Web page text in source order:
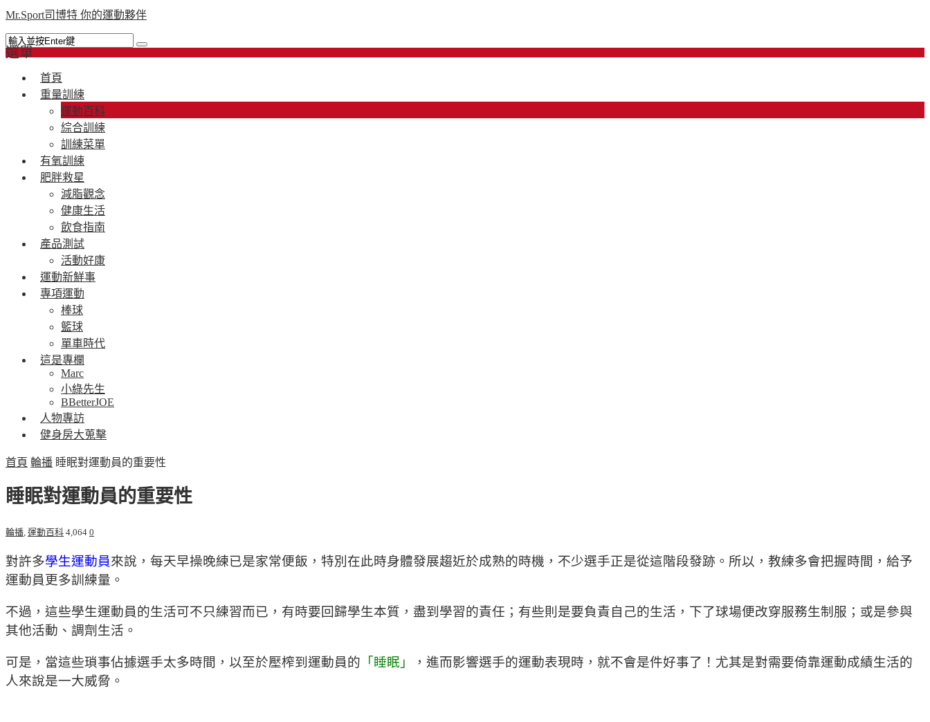
Mr.Sport司博特 你的運動夥伴
選單
首頁
重量訓練
運動百科
綜合訓練
訓練菜單
有氧訓練
肥胖救星
減脂觀念
健康生活
飲食指南
產品測試
活動好康
運動新鮮事
專項運動
棒球
籃球
單車時代
這是專欄
Marc
小綠先生
BBetterJOE
人物專訪
健身房大蒐擊
首頁 輪播 睡眠對運動員的重要性
睡眠對運動員的重要性
輪播 運動百科 4,064 0
對許多學生運動員來說，每天早操晚練已是家常便飯，特別在此時身體發展趨近於成熟的時機，不少選手正是從這階段發跡。所以，教練多會把握時間，給予
運動員更多訓練量。
不過，這些學生運動員的生活可不只練習而已，有時要回歸學生本質，盡到學習的責任；有些則是要負責自己的生活，下了球場便改穿服務生制服；或是參與
其他活動、調劑生活。
可是，當這些瑣事佔據選手太多時間，以至於壓榨到運動員的 「睡眠」
，進而影響選手的運動表現時，就不會是件好事了！尤其是對需要倚靠運動成績生活的
人來說是一大威脅。